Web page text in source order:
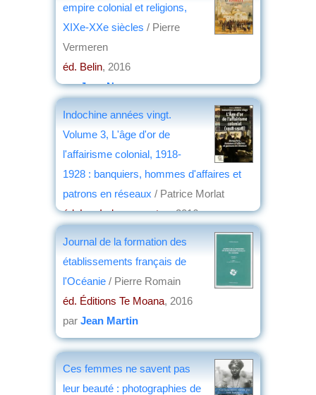
empire colonial et religions,
XIXe-XXe siècles / Pierre
Vermeren
éd. Belin, 2016
parJean Nemo
Indochine années vingt.
Volume 3, L'âge d'or de
l'affairisme colonial, 1918-
1928 : banquiers, hommes d'affaires et
patrons en réseaux / Patrice Morlat
éd. Les Indes savantes, 2016
Journal de la formation des
établissements français de
l'Océanie / Pierre Romain
éd. Éditions Te Moana, 2016
par Jean Martin
Ces femmes ne savent pas
leur beauté : photographies de